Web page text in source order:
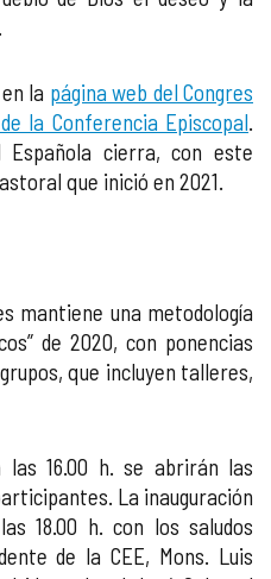
la página web del Congres
la Conferencia Episcopal.
Española cierra, con este
que inició en 2021.
mantiene una metodología
de 2020, con ponencias
que incluyen talleres,
16.00 h. se abrirán las
La inauguración
18.00 h. con los saludos
de la CEE, Mons. Luis